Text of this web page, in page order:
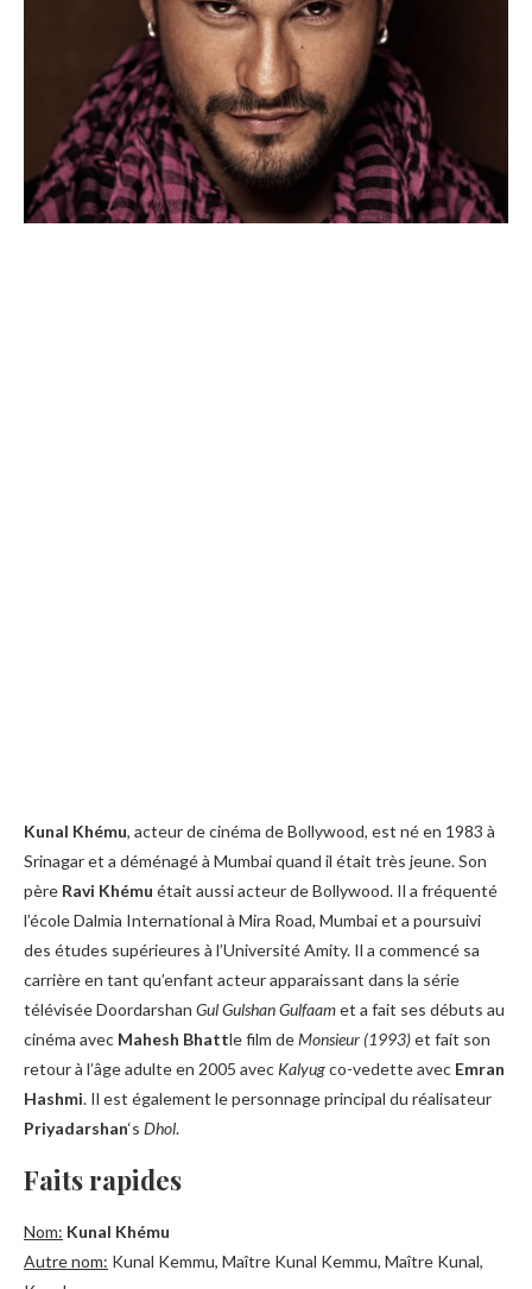
Kunal Khému, acteur de cinéma de Bollywood, est né en 1983 à
Srinagar et a déménagé à Mumbai quand il était très jeune. Son
père Ravi Khému était aussi acteur de Bollywood. Il a fréquenté
l’école Dalmia International à Mira Road, Mumbai et a poursuivi
des études supérieures à l’Université Amity. Il a commencé sa
carrière en tant qu’enfant acteur apparaissant dans la série
télévisée Doordarshan Gul Gulshan Gulfaamet a fait ses débuts au
cinéma avec Mahesh Bhattle film deMonsieur (1993)et fait son
retour à l’âge adulte en 2005 avecKalyugco-vedette avec Emran
Hashmi. Il est également le personnage principal du réalisateur
Priyadarshan‘s Dhol.
Faits rapides
Nom: Kunal Khému
Autre nom: Kunal Kemmu, Maître Kunal Kemmu, Maître Kunal,